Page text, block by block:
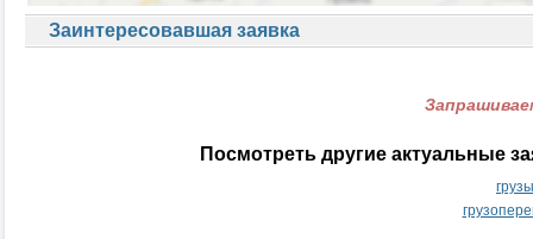
Заинтересовавшая заявка
Посмотреть другие актуальные